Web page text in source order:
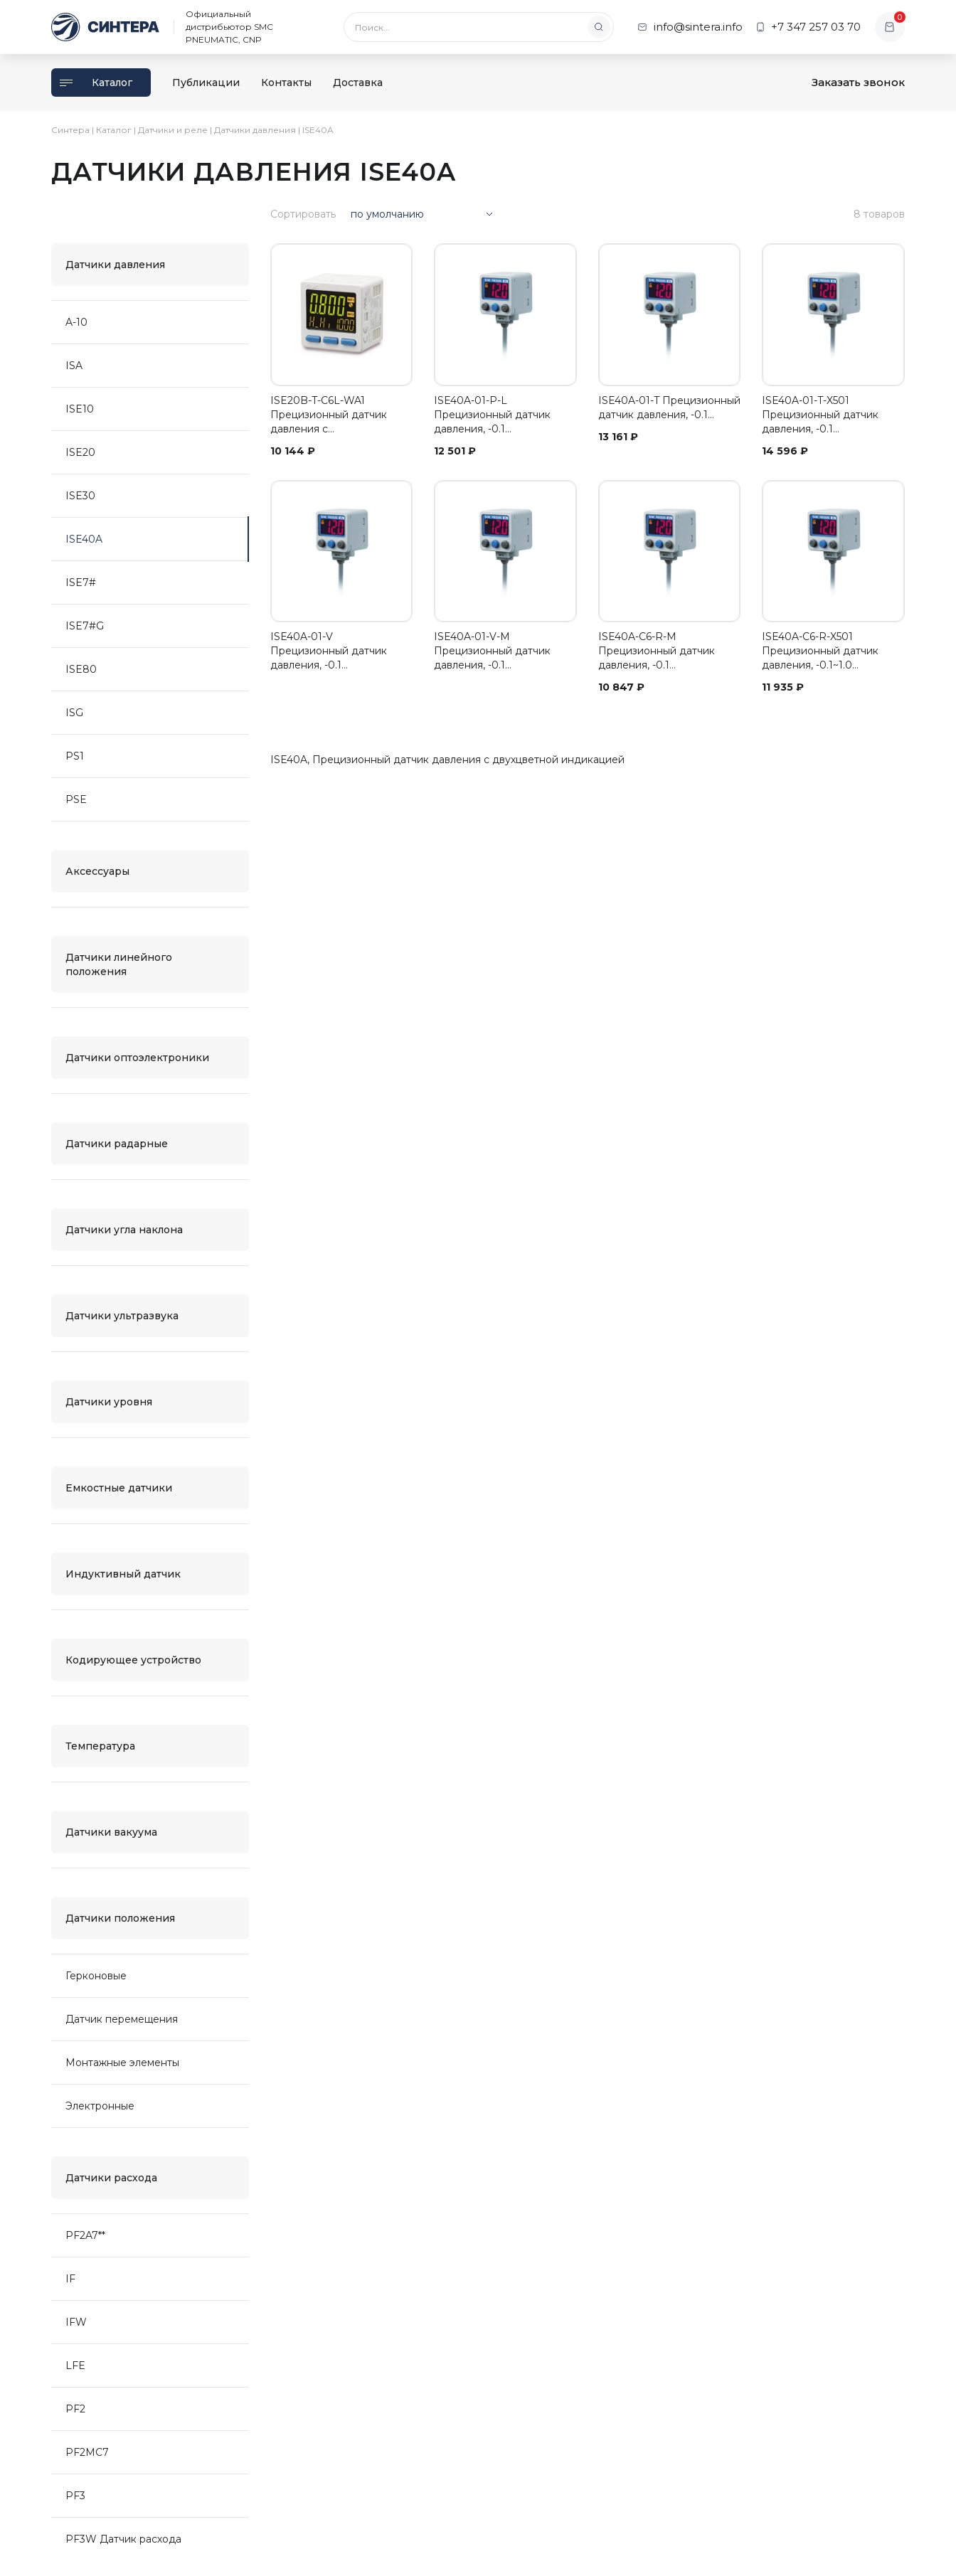
Официальный
дистрибьютор SMC
PNEUMATIC, CNP
info@sintera.info +7 347 257 03 70
0
Каталог Публикации Контакты Доставка Заказать звонок
Синтера | Каталог | Датчики и реле | Датчики давления | ISE40A
ДАТЧИКИ ДАВЛЕНИЯ ISE40A
Датчики давления
A-10
ISA
ISE10
ISE20
ISE30
ISE40A
ISE7#
ISE7#G
ISE80
ISG
PS1
PSE
Аксессуары
Датчики линейного
положения
Датчики оптоэлектроники
Датчики радарные
Датчики угла наклона
Датчики ультразвука
Датчики уровня
Емкостные датчики
Индуктивный датчик
Кодирующее устройство
Температура
Датчики вакуума
Датчики положения
Герконовые
Датчик перемещения
Монтажные элементы
Электронные
Датчики расхода
PF2A7**
IF
IFW
LFE
PF2
PF2MC7
PF3
PF3W Датчик расхода
Сортировать 8 товаров
ISE20B-T-C6L-WA1
Прецизионный датчик
давления с…
10 144 ₽
ISE40A-01-P-L
Прецизионный датчик
давления, -0.1…
12 501₽
ISE40A-01-T Прецизионный
датчик давления, -0.1…
13 161 ₽
ISE40A-01-T-X501
Прецизионный датчик
давления, -0.1…
14 596₽
ISE40A-01-V
Прецизионный датчик
давления, -0.1…
ISE40A-01-V-M
Прецизионный датчик
давления, -0.1…
ISE40A-C6-R-M
Прецизионный датчик
давления, -0.1…
10 847 ₽
ISE40A-C6-R-X501
Прецизионный датчик
давления, -0.1~1.0…
11 935₽
ISE40A, Прецизионный датчик давления с двухцветной индикацией